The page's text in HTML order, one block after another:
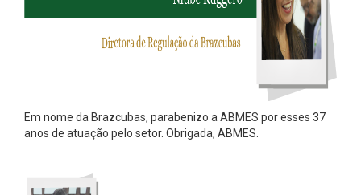
Em nome da Brazcubas, parabenizo a ABMES por esses 37
anos de atuação pelo setor. Obrigada, ABMES.